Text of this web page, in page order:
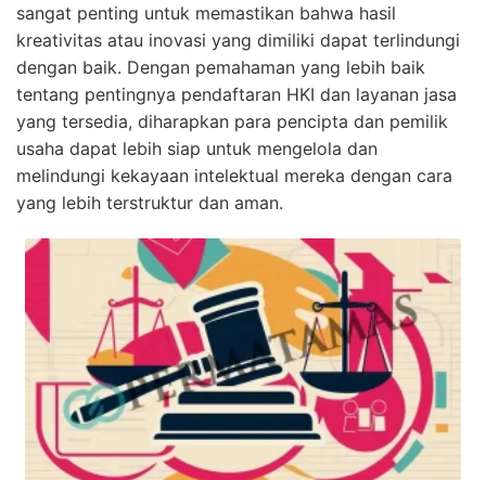
sangat penting untuk memastikan bahwa hasil
kreativitas atau inovasi yang dimiliki dapat terlindungi
dengan baik. Dengan pemahaman yang lebih baik
tentang pentingnya pendaftaran HKI dan layanan jasa
yang tersedia, diharapkan para pencipta dan pemilik
usaha dapat lebih siap untuk mengelola dan
melindungi kekayaan intelektual mereka dengan cara
yang lebih terstruktur dan aman.